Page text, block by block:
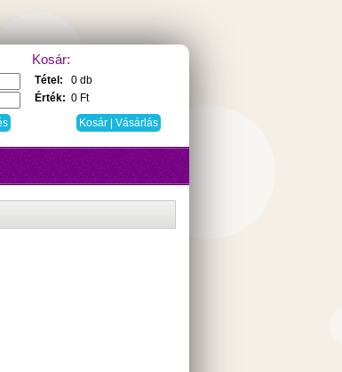
Kosár:
Tétel:
0 db
Érték: 0 Ft
Kosár | Vásárlás